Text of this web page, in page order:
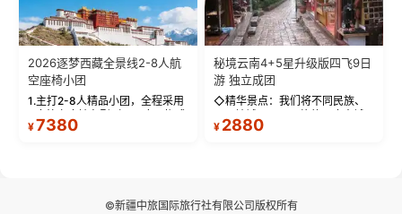
2026逐梦西藏全景线2-8人航
空座椅小团
1.主打2-8人精品小团，全程采用
9座航空座椅车型（360度环抱式
座舱），提供VIP级别的舒适出行
¥7380
秘境云南4+5星升级版四飞9日
游 独立成团
◇精华景点：我们将不同民族、
不同地域、不同风格的三座古城
—【大理古城、丽江古城、香格
¥ 2880
©新疆中旅国际旅行社有限公司版权所有